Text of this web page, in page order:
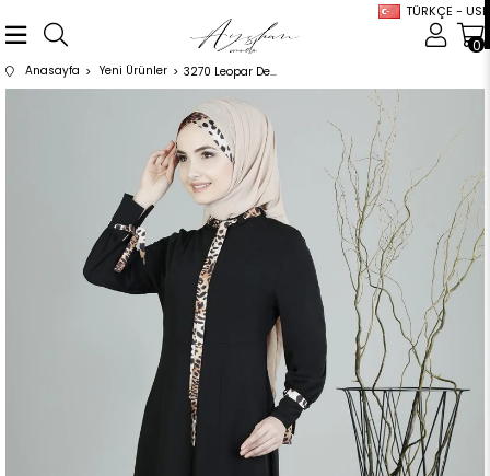
TÜRKÇE - USD
0
Anasayfa Yeni Ürünler 3270 Leopar Desenli Siyah Ferace